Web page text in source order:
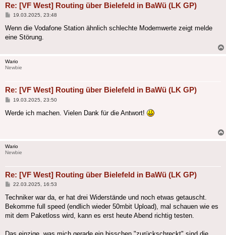
Re: [VF West] Routing über Bielefeld in BaWü (LK GP)
Beitrag
19.03.2025, 23:48
Wenn die Vodafone Station ähnlich schlechte Modemwerte zeigt melde
eine Störung.
Wario
Newbie
Re: [VF West] Routing über Bielefeld in BaWü (LK GP)
Beitrag
19.03.2025, 23:50
Werde ich machen. Vielen Dank für die Antwort!
Wario
Newbie
Re: [VF West] Routing über Bielefeld in BaWü (LK GP)
Beitrag
22.03.2025, 16:53
Techniker war da, er hat drei Widerstände und noch etwas getauscht.
Bekomme full speed (endlich wieder 50mbit Upload), mal schauen wie es
mit dem Paketloss wird, kann es erst heute Abend richtig testen.